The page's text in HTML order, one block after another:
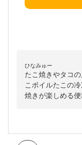
ひなみゅー
たこ焼きやタコ
こボイルたこの
焼きが楽しめる便